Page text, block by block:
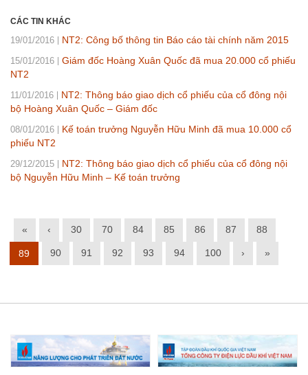
CÁC TIN KHÁC
19/01/2016 NT2: Công bố thông tin Báo cáo tài chính năm 2015
15/01/2016
Giám đốc Hoàng Xuân Quốc đã mua 20.000 cổ phiếu
NT2
11/01/2016
NT2: Thông báo giao dịch cổ phiếu của cổ đông nội
bộ Hoàng Xuân Quốc – Giám đốc
08/01/2016
Kế toán trưởng Nguyễn Hữu Minh đã mua 10.000 cổ
phiếu NT2
29/12/2015
NT2: Thông báo giao dịch cổ phiếu của cổ đông nội
bộ Nguyễn Hữu Minh – Kế toán trưởng
« ‹ 30 70 84 85 86 87 88
89 90 91 92 93 94 100 › »